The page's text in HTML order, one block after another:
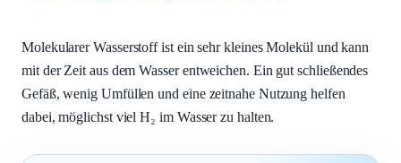
Molekularer Wasserstoff ist ein sehr kleines Molekül und kann
mit der Zeit aus dem Wasser entweichen. Ein gut schließendes
Gefäß, wenig Umfüllen und eine zeitnahe Nutzung helfen
dabei, möglichst viel H₂ im Wasser zu halten.